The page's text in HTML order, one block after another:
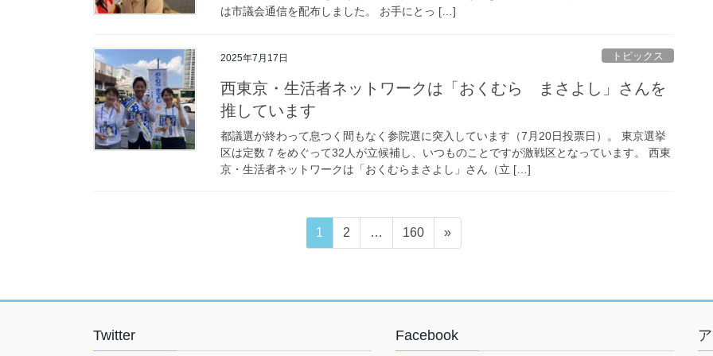
は市議会通信を配布しました。 お手にとっ […]
2025年7月17日 トピックス
西東京・生活者ネットワークは「おくむら まさよし」さんを
推しています
都議選が終わって息つく間もなく参院選に突入しています（7月20日投票日）。 東京選挙
区は定数７をめぐって32人が立候補し、いつものことですが激戦区となっています。 西東
京・生活者ネットワークは「おくむらまさよし」さん（立 […]
ペ
ー
ペ
ー
1
ペ
ー
2 …
ペ
ー
160 »
Twitter Facebook